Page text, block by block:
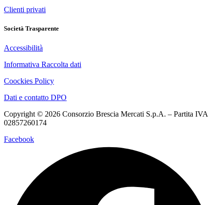
Clienti privati
Società Trasparente
Accessibilità
Informativa Raccolta dati
Coockies Policy
Dati e contatto DPO
Copyright © 2026 Consorzio Brescia Mercati S.p.A. – Partita IVA
02857260174
Facebook